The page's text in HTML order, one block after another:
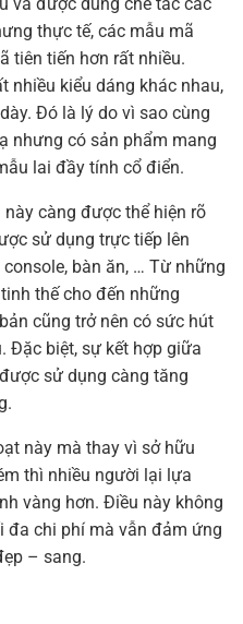
thực tế, các mẫu mã
tiên tiến hơn rất nhiều.
nhiều kiểu dáng khác nhau,
Đó là lý do vì sao cùng
nhưng có sản phẩm mang
lai đầy tính cổ điển.
càng được thể hiện rõ
sử dụng trực tiếp lên
bàn ăn, … Từ những
thế cho đến những
cũng trở nên có sức hút
Đặc biệt, sự kết hợp giữa
sử dụng càng tăng
này mà thay vì sở hữu
thì nhiều người lại lựa
vàng hơn. Điều này không
đa chi phí mà vẫn đảm ứng
– sang.